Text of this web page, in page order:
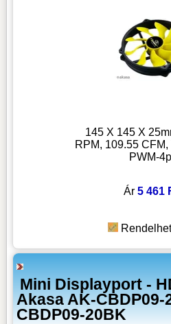
145 X 145 X
RPM, 109.55
PWM-
Ár 5 461
Mini Displayport -
Akasa AK-CBDP09-
CBDP09-20BK